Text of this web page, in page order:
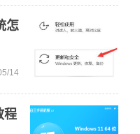
怎
14
程